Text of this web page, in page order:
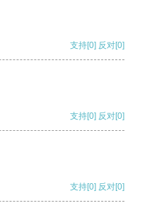
支持[0] 反对[0]
支持[0] 反对[0]
支持[0] 反对[0]